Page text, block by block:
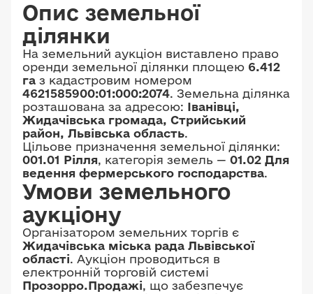
Опис земельної
ділянки
На земельний аукціон виставлено право
оренди земельної ділянки площею 6.412
га з кадастровим номером
4621585900:01:000:2074. Земельна ділянка
розташована за адресою: Іванівці,
Жидачівська громада, Стрийський
район, Львівська область.
Цільове призначення земельної ділянки:
001.01 Рілля, категорія земель — 01.02 Для
ведення фермерського господарства.
Умови земельного
аукціону
Організатором земельних торгів є
Жидачівська міська рада Львівської
області. Аукціон проводиться в
електронній торговій системі
Прозорро.Продажі, що забезпечує